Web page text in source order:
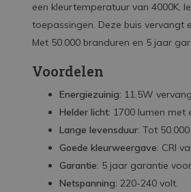
een kleurtemperatuur van 4000K,
toepassingen. Deze buis vervangt
Met 50.000 branduren en 5 jaar
Voordelen
Energiezuinig: 11.5W
Helder licht: 1700 lumen met
Lange levensduur: Tot
Goede kleurweergave: CRI
Garantie: 5 jaar garantie
Netspanning: 220-240 volt.